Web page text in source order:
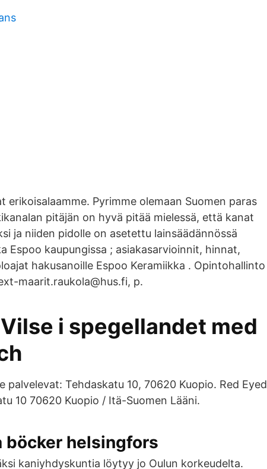
Pyrimme olemaan Suomen paras
pitäjän on hyvä pitää mielessä, että kanat
ja niiden pidolle on asetettu lainsäädännössä
Espoo kaupungissa ; asiakasarvioinnit, hinnat,
hakusanoille Espoo Keramiikka . Opintohallinto
maarit.raukola@hus.fi, p.
i spegellandet med
Tehdaskatu 10, 70620 Kuopio. Red Eyed
10 70620 Kuopio / Itä-Suomen Lääni.
helsingfors
kaniyhdyskuntia löytyy jo Oulun korkeudelta.